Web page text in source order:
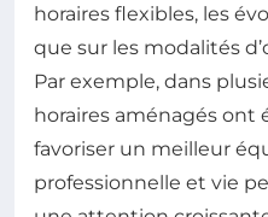
horaires flexibles, les
que sur les modalités
Par exemple, dans
horaires aménagés ont
favoriser un meilleur
professionnelle et vie